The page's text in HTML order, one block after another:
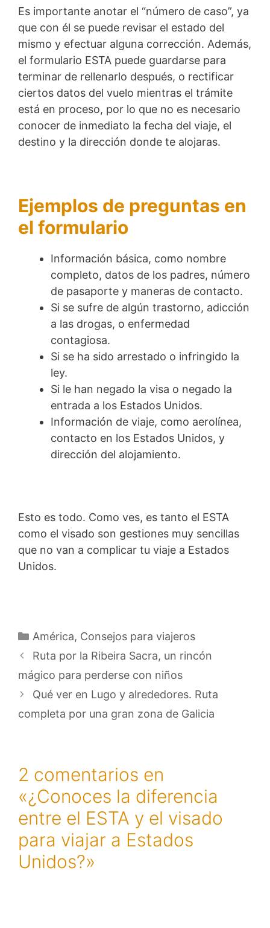
Es importante anotar el “número de caso”, ya
que con él se puede revisar el estado del
mismo y efectuar alguna corrección. Además,
el formulario ESTA puede guardarse para
terminar de rellenarlo después, o rectificar
ciertos datos del vuelo mientras el trámite
está en proceso, por lo que no es necesario
conocer de inmediato la fecha del viaje, el
destino y la dirección donde te alojaras.
Ejemplos de preguntas en
el formulario
Información básica, como nombre
completo, datos de los padres, número
de pasaporte y maneras de contacto.
Si se sufre de algún trastorno, adicción
a las drogas, o enfermedad
contagiosa.
Si se ha sido arrestado o infringido la
ley.
Si le han negado la visa o negado la
entrada a los Estados Unidos.
Información de viaje, como aerolínea,
contacto en los Estados Unidos, y
dirección del alojamiento.
Esto es todo. Como ves, es tanto el ESTA
como el visado son gestiones muy sencillas
que no van a complicar tu viaje a Estados
Unidos.
Categorías
América, Consejos para viajeros
Ruta por la Ribeira Sacra, un rincón
mágico para perderse con niños
Qué ver en Lugo y alrededores. Ruta
completa por una gran zona de Galicia
2 comentarios en
«¿Conoces la diferencia
entre el ESTA y el visado
para viajar a Estados
Unidos?»